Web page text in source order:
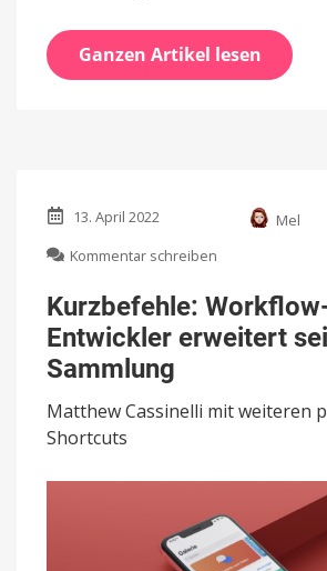
Ganzen Artikel lesen
13. April 2022
Mel
Kommentar schreiben
Workflow-
Entwickler
erweitert
Kurzbefehle:
Entwickler erweitert
Sammlung
Matthew Cassinelli mit weiteren
Shortcuts